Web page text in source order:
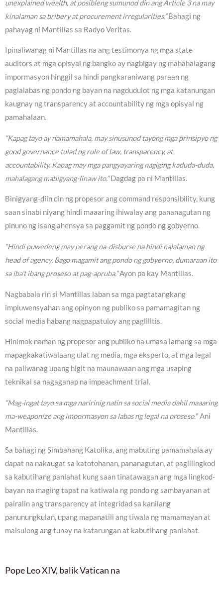
unexplained wealth, at posibleng sumunod din ang Article 3 na may
kinalaman sa bribery at procurement irregularities.”Bahagi ng
pahayag ni Mantillas sa Radyo Veritas.
Ipinaliwanag ni Mantillas na ang testimonya ng mga state
auditors at mga opisyal ng bangko ay nagbigay ng mahahalagang
impormasyon hinggil sa hindi pangkaraniwang paraan ng
paglalabas ng pondo ng bayan na nagdudulot ng mga katanungan
kaugnay ng transparency at accountability ng mga opisyal ng
pamahalaan.
“Kapag tayo ay namamahala, may sinusunod tayong mga prinsipyo ng
good governance tulad ng rule of law, transparency, at
accountability. Kapag may mga pangyayaring nagiging kaduda-duda,
mahalagang mabigyang-linaw ito.”Dagdag pa ni Mantillas.
Binigyang-diin din ng propesor ang command responsibility, kung
saan sinabi niyang hindi maaaring ihiwalay ang pananagutan ng
pinuno ng isang ahensya sa paggamit ng pondo ng gobyerno.
“Hindi puwedeng may perang na-disburse na hindi nalalaman ng
head of agency. Bago magamit ang pondo ng gobyerno, dumaraan ito
sa iba’t ibang proseso at pag-apruba.”Ayon pa kay Mantillas.
Nagbabala rin si Mantillas laban sa mga pagtatangkang
impluwensyahan ang opinyon ng publiko sa pamamagitan ng
social media habang nagpapatuloy ang paglilitis.
Hinimok naman ng propesor ang publiko na umasa lamang sa mga
mapagkakatiwalaang ulat ng media, mga eksperto, at mga legal
na paliwanag upang higit na maunawaan ang mga usaping
teknikal sa nagaganap na impeachment trial.
“Mag-ingat tayo sa mga naririnig natin sa social media dahil maaaring
ma-weaponize ang impormasyon sa labas ng legal na proseso.” Ani
Mantillas.
Sa bahagi ng Simbahang Katolika, ang mabuting pamamahala ay
dapat na nakaugat sa katotohanan, pananagutan, at paglilingkod
sa kabutihang panlahat kung saan tinatawagan ang mga lingkod-
bayan na maging tapat na katiwala ng pondo ng sambayanan at
pairalin ang transparency at integridad sa kanilang
panunungkulan, upang mapanatili ang tiwala ng mamamayan at
maisulong ang tunay na katarungan at kabutihang panlahat.
Pope Leo XIV, balik Vatican na